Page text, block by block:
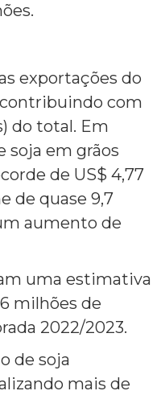
exportações do
com
do total. Em
soja em grãos
de US$ 4,77
de quase 9,7
aumento de
uma estimativa
milhões de
2022/2023.
de soja
mais de